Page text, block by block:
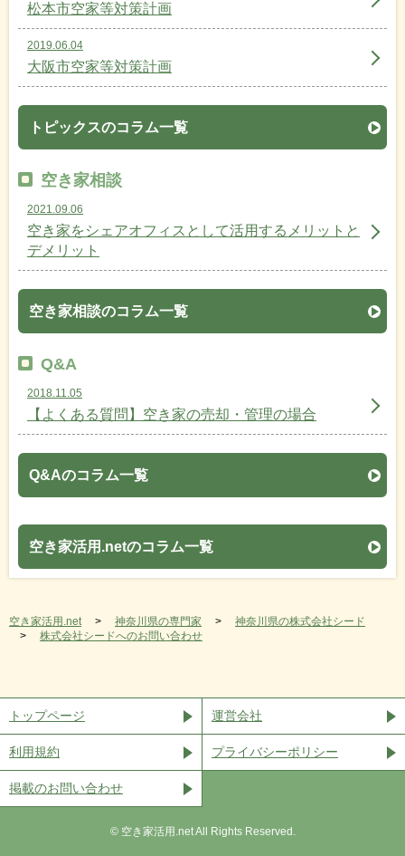
松本市空家等対策計画
2019.06.04
大阪市空家等対策計画
トピックスのコラム一覧
空き家相談
2021.09.06
空き家をシェアオフィスとして活用するメリットと
デメリット
空き家相談のコラム一覧
Q&A
2018.11.05
【よくある質問】空き家の売却・管理の場合
Q&Aのコラム一覧
空き家活用.netのコラム一覧
空き家活用.net 神奈川県の専門家
神奈川県の株式会社シード
株式会社シードへのお問い合わせ
トップページ 運営会社
利用規約 プライバシーポリシー
掲載のお問い合わせ
©︎ 空き家活用.net All Rights Reserved.